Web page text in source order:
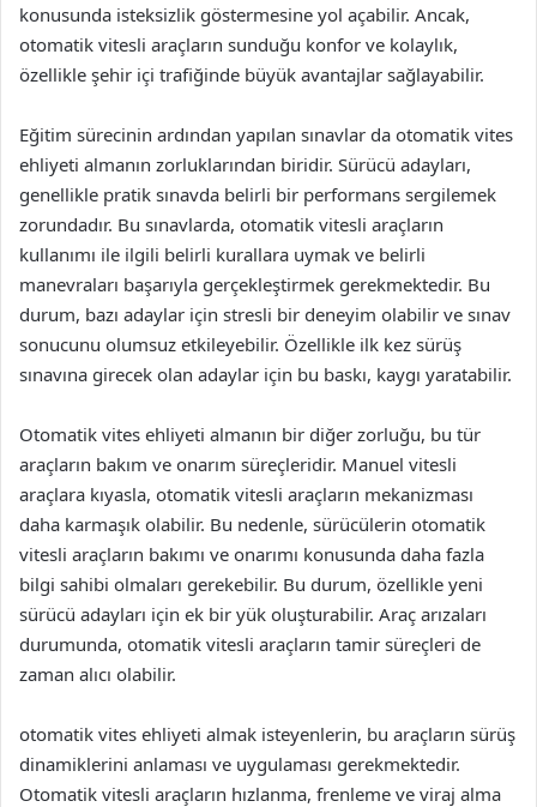
konusunda isteksizlik göstermesine yol açabilir. Ancak,
otomatik vitesli araçların sunduğu konfor ve kolaylık,
özellikle şehir içi trafiğinde büyük avantajlar sağlayabilir.
Eğitim sürecinin ardından yapılan sınavlar da otomatik vites
ehliyeti almanın zorluklarından biridir. Sürücü adayları,
genellikle pratik sınavda belirli bir performans sergilemek
zorundadır. Bu sınavlarda, otomatik vitesli araçların
kullanımı ile ilgili belirli kurallara uymak ve belirli
manevraları başarıyla gerçekleştirmek gerekmektedir. Bu
durum, bazı adaylar için stresli bir deneyim olabilir ve sınav
sonucunu olumsuz etkileyebilir. Özellikle ilk kez sürüş
sınavına girecek olan adaylar için bu baskı, kaygı yaratabilir.
Otomatik vites ehliyeti almanın bir diğer zorluğu, bu tür
araçların bakım ve onarım süreçleridir. Manuel vitesli
araçlara kıyasla, otomatik vitesli araçların mekanizması
daha karmaşık olabilir. Bu nedenle, sürücülerin otomatik
vitesli araçların bakımı ve onarımı konusunda daha fazla
bilgi sahibi olmaları gerekebilir. Bu durum, özellikle yeni
sürücü adayları için ek bir yük oluşturabilir. Araç arızaları
durumunda, otomatik vitesli araçların tamir süreçleri de
zaman alıcı olabilir.
otomatik vites ehliyeti almak isteyenlerin, bu araçların sürüş
dinamiklerini anlaması ve uygulaması gerekmektedir.
Otomatik vitesli araçların hızlanma, frenleme ve viraj alma